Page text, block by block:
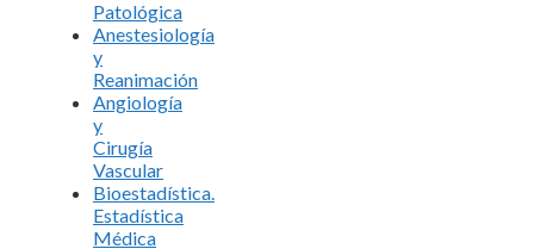
Patológica
Anestesiología
y
Reanimación
Angiología
y
Cirugía
Vascular
Bioestadística.
Estadística
Médica